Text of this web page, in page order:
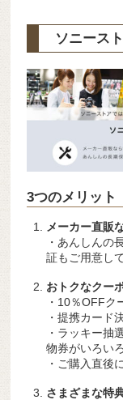
ソニース
3つのメリット
メーカー直販
・あんしんの
証もご用意し
おトクなクー
・10％OFFク
・提携カード
・ラッキー抽
物券がいろいろ
・ご購入直後
さまざまな特